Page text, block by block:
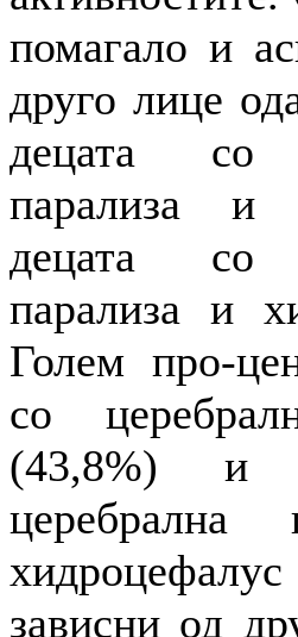
помагало и
друго лице
децата со
парализа и
децата со
парализа и
Голем про-
со
(43,8%) и
церебрална
зависни од